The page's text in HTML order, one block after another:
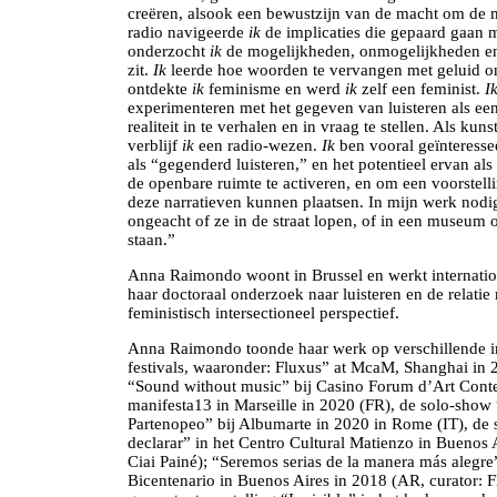
creëren, alsook een bewustzijn van de macht om de
radio navigeerde ik de implicaties die gepaard gaan
onderzocht ik de mogelijkheden, onmogelijkheden
zit. Ik leerde hoe woorden te vervangen met geluid
ontdekte ik feminisme en werd ik zelf een feminist.
experimenteren met het gegeven van luisteren als
realiteit in te verhalen en in vraag te stellen. Als
verblijf ik een radio-wezen. Ik ben vooral
als “gegenderd luisteren,” en het potentieel ervan
de openbare ruimte te activeren, en om een
deze narratieven kunnen plaatsen. In mijn werk
ongeacht of ze in de straat lopen, of in een museum
staan.”
Anna Raimondo woont in Brussel en werkt
haar doctoraal onderzoek naar luisteren en de
feministisch intersectioneel perspectief.
Anna Raimondo toonde haar werk op verschillende
festivals, waaronder: Fluxus” at McaM, Shanghai in
“Sound without music” bij Casino Forum d’Art
manifesta13 in Marseille in 2020 (FR), de solo-show
Partenopeo” bij Albumarte in 2020 in Rome (IT), de
declarar” in het Centro Cultural Matienzo in
Ciai Painé); “Seremos serias de la manera más
Bicentenario in Buenos Aires in 2018 (AR, curator: